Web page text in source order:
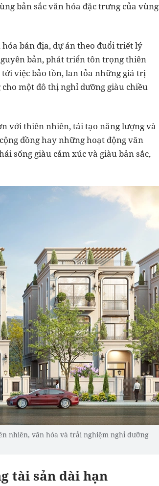
bản sắc văn hóa đặc trưng của vùng
bản địa, dự án theo đuổi triết lý
bản, phát triển tôn trọng thiên
việc bảo tồn, lan tỏa những giá trị
một đô thị nghỉ dưỡng giàu chiều
với thiên nhiên, tái tạo năng lượng và
đồng hay những hoạt động văn
sống giàu cảm xúc và giàu bản sắc,
nhiên, văn hóa và trải nghiệm nghỉ dưỡng
tài sản dài hạn